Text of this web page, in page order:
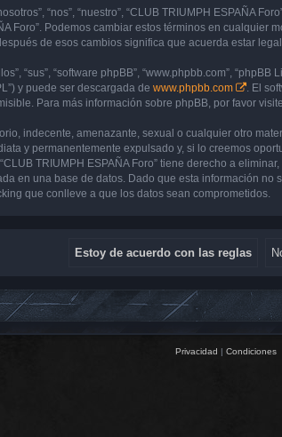
“nos”, “nuestro”, “CLUB TRIUMPH ESPAÑA
Foro”. Podemos cambiar estos términos en
de esos cambios significa que acuerda estar
“sus”, “software phpBB”, “www.phpbb.com”,
y puede ser descargada de www.phpbb.com
. El
Para más información sobre phpBB, por favor
indecente, amenazante, sexual o cualquier otro
y permanentemente expulsado y, si lo creemos
TRIUMPH ESPAÑA Foro” tiene derecho a
en una base de datos. Dado que esta información no
que conlleve a que los datos sean comprometidos.
Privacidad | Condiciones